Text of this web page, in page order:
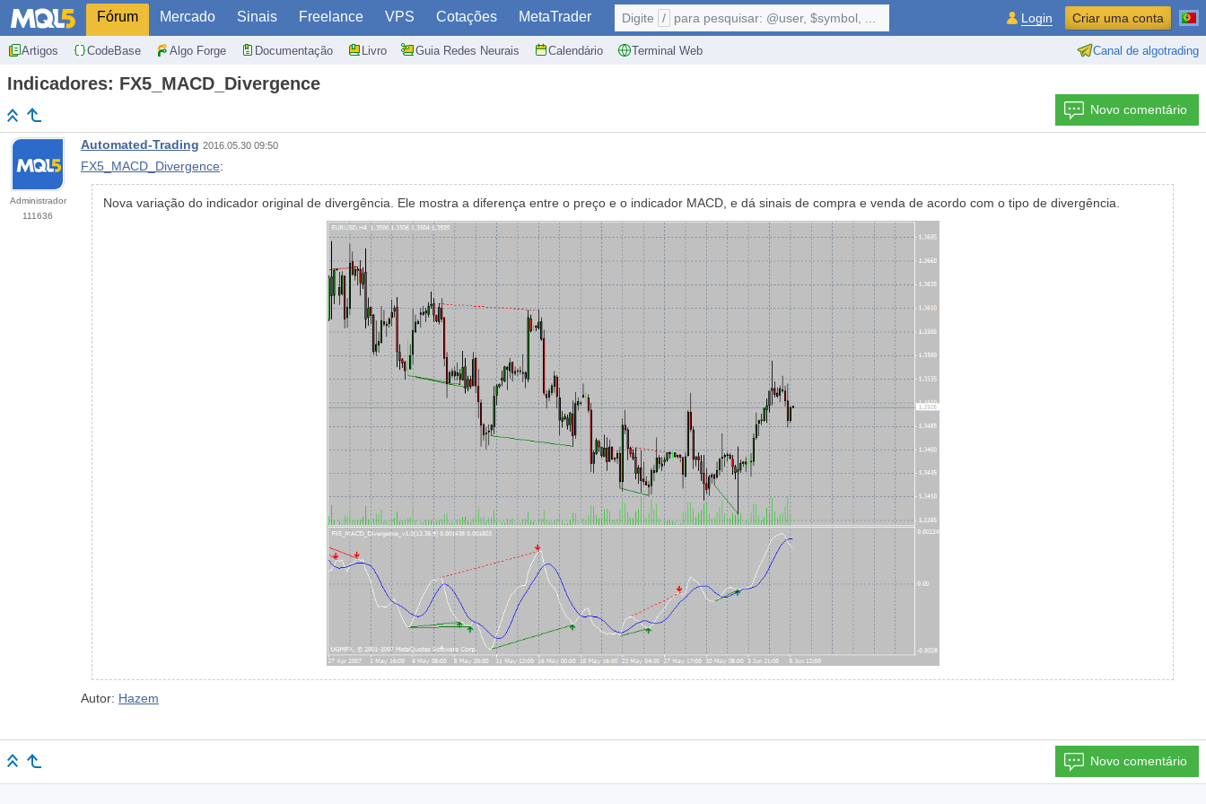
Fórum Mercado Sinais Freelance VPS Cotações MetaTrader
Artigos CodeBase Algo Forge Documentação Livro Guia Redes Neurais Calendário Terminal Web Canal de algotrading
Digite / para pesquisar: @user, $symbol, ... Login Criar uma conta
Indicadores: FX5_MACD_Divergence
Novo comentário
Administrador
111636
Automated-Trading 2016.05.30 09:50
FX5_MACD_Divergence:
Nova variação do indicador original de divergência. Ele mostra a diferença entre o preço e o indicador MACD, e dá sinais de compra e venda de acordo com o tipo de divergência.
Autor: Hazem
Novo comentário